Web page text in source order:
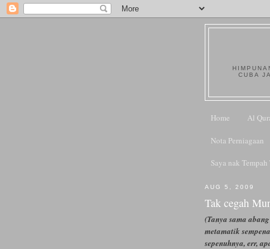
CUBA
Home Al
Nota Perniagaan
Saya nak
AUG 5, 2009
Tak cegah
(Tanya sama
metamatik
sepenuhnya, err,